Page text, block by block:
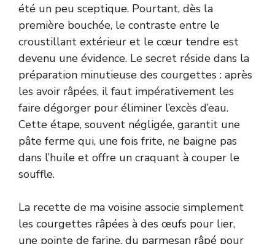
été un peu sceptique. Pourtant, dès la
première bouchée, le contraste entre le
croustillant extérieur et le cœur tendre est
devenu une évidence. Le secret réside dans la
préparation minutieuse des courgettes : après
les avoir râpées, il faut impérativement les
faire dégorger pour éliminer l’excès d’eau.
Cette étape, souvent négligée, garantit une
pâte ferme qui, une fois frite, ne baigne pas
dans l’huile et offre un craquant à couper le
souffle.
La recette de ma voisine associe simplement
les courgettes râpées à des œufs pour lier,
une pointe de farine, du parmesan râpé pour